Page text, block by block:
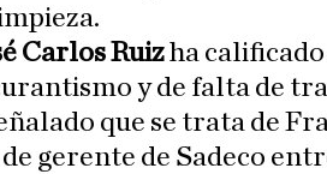
Carlos Ruizha
y de falta de
que se trata de
gerente de Sadeco